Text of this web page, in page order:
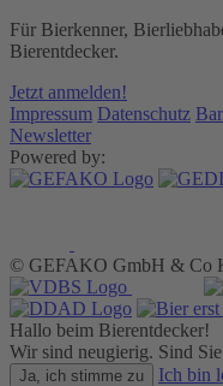
Für Bierkenner,
Bierentdecker.
Jetzt anmelden!
Impressum Datenschutz
Newsletter
Powered by:
© GEFAKO GmbH & Co
Hallo beim Bierentdecker!
Wir sind neugierig. Sind
Ja, ich stimme zu Ich bin